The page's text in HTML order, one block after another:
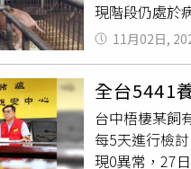
調報告竟反覆
場」，詎承局
LINE群組傳達
擅赴案例場消
良、周百俊等
及第8條規定
包括盤中交易
為引導養豬戶
運銷，強化
同時為強化國
場－消費端」
行銷，提升國
現階段仍處於
防止外界干擾
第三階段，
到「100％檢
點鎖定案例場
要求屠宰場及
慮，環境部環
需擔心空氣品
11月02日,
全台5441
台中梧棲某飼
每5天進行檢
現0異常，27